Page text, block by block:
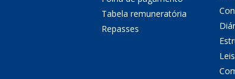
Tabela remuneratória
Repasses